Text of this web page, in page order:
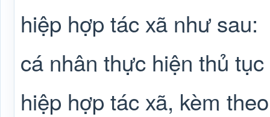
hiệp hợp tác xã như sau:
cá nhân thực hiện thủ
hiệp hợp tác xã, kèm